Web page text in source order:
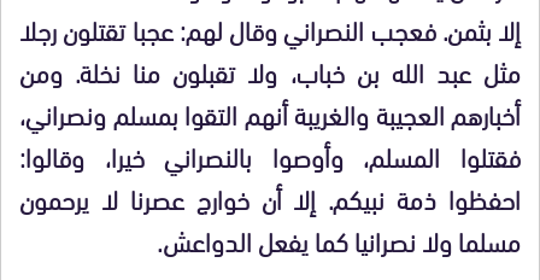
إلا بثمن. فعجب النصراني وقال لهم: عجبا تقتلون رجلا
مثل عبد الله بن خباب، ولا تقبلون منا نخلة. ومن
أخبارهم العجيبة والغريبة أنهم التقوا بمسلم ونصراني،
فقتلوا المسلم، وأوصوا بالنصراني خيرا، وقالوا:
احفظوا ذمة نبيكم. إلا أن خوارج عصرنا لا يرحمون
مسلما ولا نصرانيا كما يفعل الدواعش.